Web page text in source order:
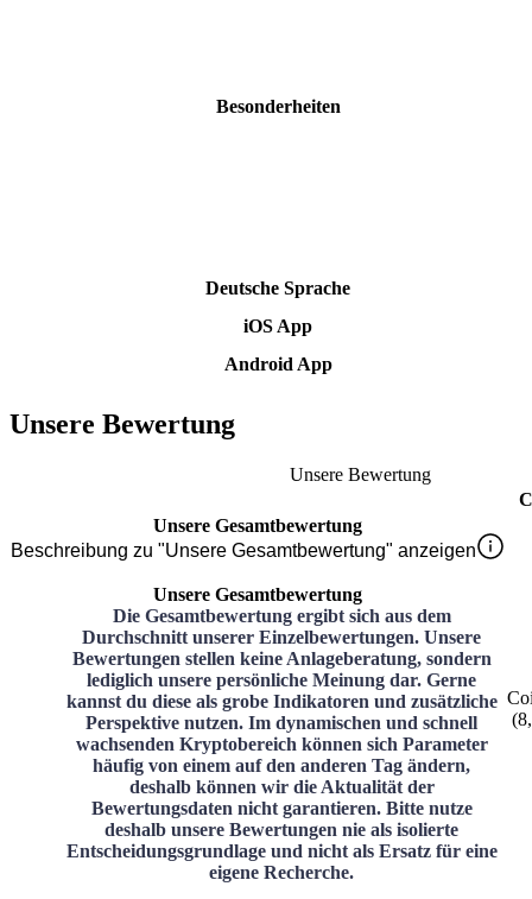
Besonderheiten
Deutsche Sprache
iOS App
Android App
Unsere Bewertung
Unsere Bewertung
Unsere Gesamtbewertung
Beschreibung zu "Unsere Gesamtbewertung" anzeigen
Unsere Gesamtbewertung
Die Gesamtbewertung ergibt sich aus dem
Durchschnitt unserer Einzelbewertungen. Unsere
Bewertungen stellen keine Anlageberatung, sondern
lediglich unsere persönliche Meinung dar. Gerne
kannst du diese als grobe Indikatoren und zusätzliche
Perspektive nutzen. Im dynamischen und schnell
wachsenden Kryptobereich können sich Parameter
häufig von einem auf den anderen Tag ändern,
deshalb können wir die Aktualität der
Bewertungsdaten nicht garantieren. Bitte nutze
deshalb unsere Bewertungen nie als isolierte
Entscheidungsgrundlage und nicht als Ersatz für eine
eigene Recherche.
(